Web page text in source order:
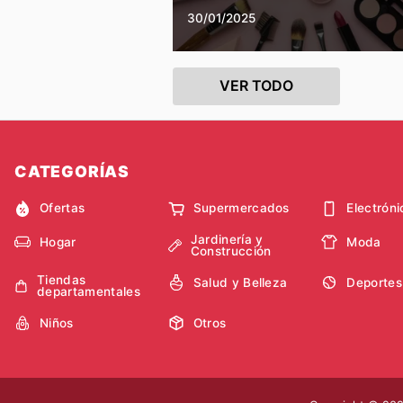
30/01/2025
VER TODO
CATEGORÍAS
Ofertas Supermercados
Hogar
Jardinería y
Construcción
Moda
Tiendas
departamentales
Salud y Belleza Deportes
Niños Otros